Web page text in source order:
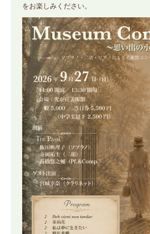
をお楽しみください。